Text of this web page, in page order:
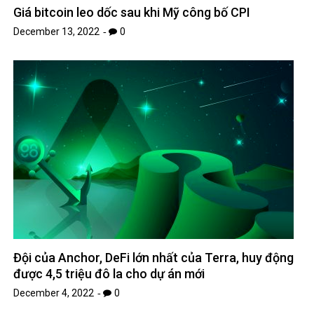
Giá bitcoin leo dốc sau khi Mỹ công bố CPI
December 13, 2022 0
Đội của Anchor, DeFi lớn nhất của Terra, huy động
được 4,5 triệu đô la cho dự án mới
December 4, 2022 0